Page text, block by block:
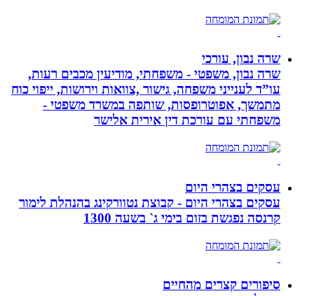
שרה נבון, עורכי
שרה נבון, משפטי - משפחתי, מודיעין מכבים רעות,
עו”ד לענייני משפחה, גישור ,צוואות וירושות, ייפוי כוח
מתמשך, אפוטרופסות, שותפה במשרד משפטי -
משפחתי עם עורכת דין אירית אלישר
עסקים בצהרי היום
עסקים בצהרי היום - קבוצת נטוורקינג בהנהלת לימור
קרנסה נפגשת בזום בימי ג` בשעה 1300
סיפורים קצרים מהחיים